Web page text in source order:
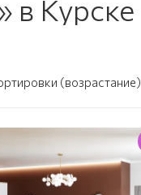
в Курске
(возрастание)